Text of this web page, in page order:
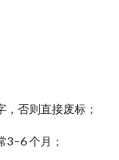
否则直接废标；
3–6 个月；